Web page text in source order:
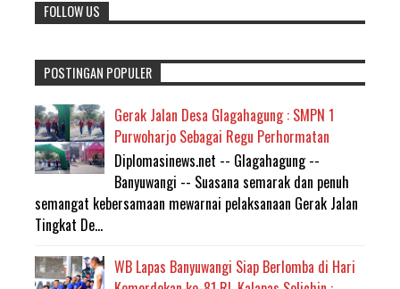
FOLLOW US
POSTINGAN POPULER
Gerak Jalan Desa Glagahagung : SMPN 1
Purwoharjo Sebagai Regu Perhormatan
Diplomasinews.net -- Glagahagung --
Banyuwangi -- Suasana semarak dan penuh
semangat kebersamaan mewarnai pelaksanaan Gerak Jalan
Tingkat De...
WB Lapas Banyuwangi Siap Berlomba di Hari